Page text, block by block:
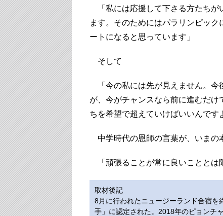
「私には応援して下さる方たちが
ます。そのためにはパラリンピッ
ートになると思っています」
そして
「今の私には先が見えません。今
が、今がチャンスなら前に進むだ
ちを希望で超えていけばいいんです
中学時代の恩師の言葉が、いまの
「頑張ることが常に良いこととは
取材後記
8月に行われたニュージーランド合宿を
手」に認定された。2018年のピョンチ